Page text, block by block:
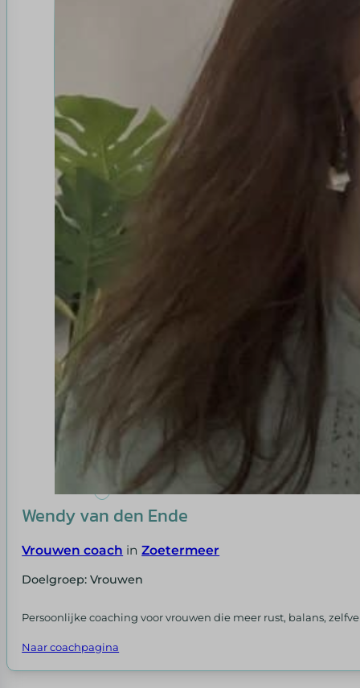
Wendy van den Ende
Vrouwen coach inZoetermeer
Doelgroep: Vrouwen
Persoonlijke coaching voor vrouwen die meer rust, balans,
Naar coachpagina